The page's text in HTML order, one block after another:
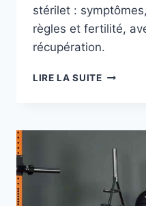
stérilet :
règles et fertilité,
récupération.
LIRE LA SUITEEFFETS
PRÉVOIR
EFFETS